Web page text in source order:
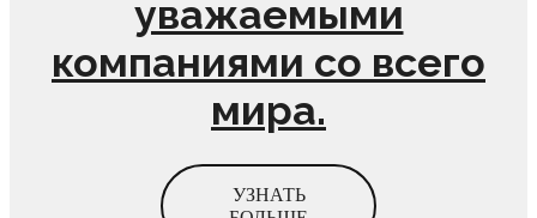
уважаемыми
компаниями со всего
мира.
УЗНАТЬ